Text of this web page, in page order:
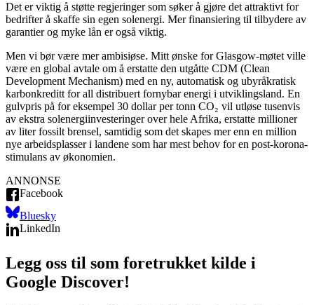
Det er viktig å støtte regjeringer som søker å gjøre det attraktivt for
bedrifter å skaffe sin egen solenergi. Mer finansiering til tilbydere av
garantier og myke lån er også viktig.
Men vi bør være mer ambisiøse. Mitt ønske for Glasgow-møtet ville
være en global avtale om å erstatte den utgåtte CDM (Clean
Development Mechanism) med en ny, automatisk og ubyråkratisk
karbonkreditt for all distribuert fornybar energi i utviklingsland. En
gulvpris på for eksempel 30 dollar per tonn CO₂ vil utløse tusenvis
av ekstra solenergiinvesteringer over hele Afrika, erstatte millioner
av liter fossilt brensel, samtidig som det skapes mer enn en million
nye arbeidsplasser i landene som har mest behov for en post-korona-
stimulans av økonomien.
ANNONSE
Facebook
Bluesky
LinkedIn
Legg oss til som foretrukket kilde i
Google Discover!